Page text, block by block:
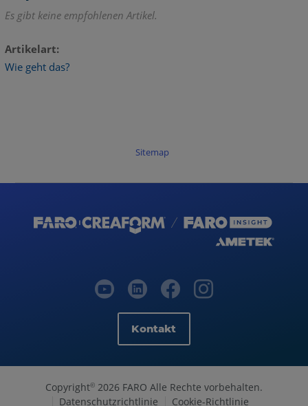
Es gibt keine empfohlenen Artikel.
Artikelart
Wie geht das?
Sitemap
Kontakt
Copyright© 2026 FARO Alle Rechte vorbehalten.
Datenschutzrichtlinie
Cookie-Richtlinie